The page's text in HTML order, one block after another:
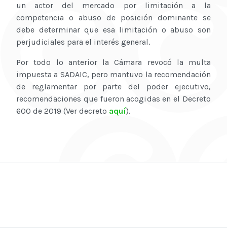
un actor del mercado por limitación a la
competencia o abuso de posición dominante se
debe determinar que esa limitación o abuso son
perjudiciales para el interés general.
Por todo lo anterior la Cámara revocó la multa
impuesta a SADAIC, pero mantuvo la recomendación
de reglamentar por parte del poder ejecutivo,
recomendaciones que fueron acogidas en el Decreto
600 de 2019 (Ver decreto aquí).